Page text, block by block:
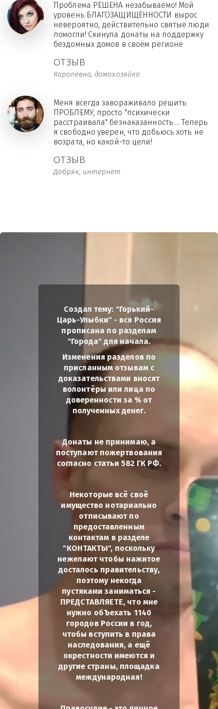
ОТЗЫВ
Королевна, домохозяйка
Проблема РЕШЕНА незабываемо! Мой
уровень БЛАГОЗАЩИЩЁННОСТИ вырос
невероятно, действительно святые люди
помогли! Скинула донаты на поддержку
бездомных домов в своём регионе
ОТЗЫВ
Добряк, интернет
Меня всегда завораживало решить
ПРОБЛЕМУ, просто "психически
расстраивала" безнаказанность ... Теперь
я свободно уверен, что добьюсь хоть не
возрата, но какой-то цели!
Создал тему: "Горький-
Царь-Улыбки" - вся Россия
прописана по разделам
"Города" для начала.
Изменения разделов по
присланным отзывам с
доказательствами вносят
волонтёры или лица по
доверенности за % от
полученных денег.
Донаты не принимаю, а
поступают пожертвования
согласно статьи 582 ГК РФ.
Некоторые всё своё
имущество нотариально
отписывают по
предоставленным
контактам в разделе
"КОНТАКТЫ", поскольку
нежелают чтобы нажитое
досталось правительству,
поэтому некогда
пустяками заниматься -
ПРЕДСТАВЛЯЕТЕ, что мне
нужно обЪехать 1140
городов России в год,
чтобы вступить в права
наследования, а ещё
окрестности имеются и
другие страны, площадка
международная!